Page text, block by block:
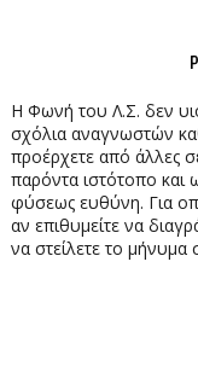
Η Φωνή του Λ.Σ. δεν
σχόλια αναγνωστών
προέρχετε από άλλες
παρόντα ιστότοπο και
φύσεως ευθύνη. Για
αν επιθυμείτε να
να στείλετε το